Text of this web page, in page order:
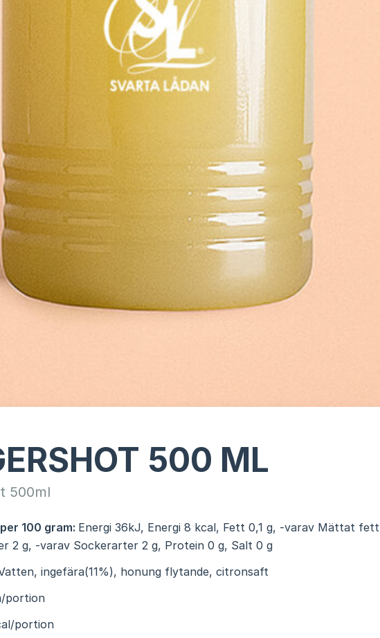
500 ML
500ml
100 gram: Energi 36kJ, Energi 8 kcal, Fett 0,1 g, -varav Mättat fett
2 g, -varav Sockerarter 2 g, Protein 0 g, Salt 0 g
ingefära(11%), honung flytande, citronsaft
portion
portion